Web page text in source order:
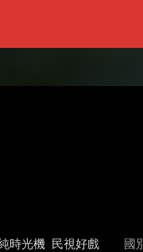
時光機 民視好戲 國